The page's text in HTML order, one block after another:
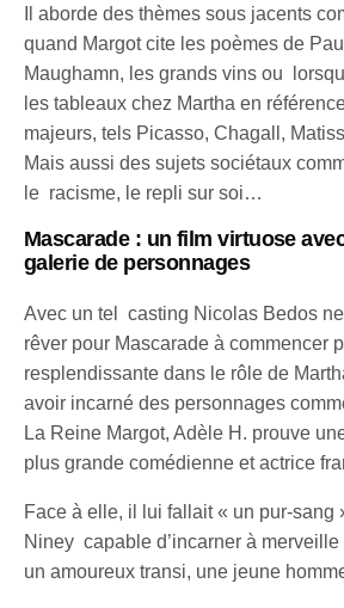
Il aborde des thèmes sous jacents
quand Margot cite les poèmes de
Maughamn, les grands vins ou
les tableaux chez Martha en
majeurs, tels Picasso, Chagall,
Mais aussi des sujets sociétaux
le racisme, le repli sur soi…
Mascarade : un film virtuose
galerie de personnages
Avec un tel casting Nicolas Bedos
rêver pour Mascarade à commencer
resplendissante dans le rôle de
avoir incarné des personnages
La Reine Margot, Adèle H. prouve
plus grande comédienne et actrice
Face à elle, il lui fallait « un pur-sang
Niney capable d’incarner à
un amoureux transi, une jeune